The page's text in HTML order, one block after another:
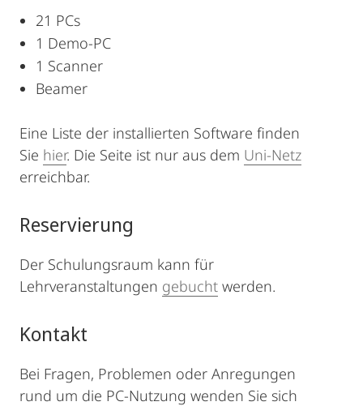
21 PCs
1 Demo-PC
1 Scanner
Beamer
Eine Liste der installierten Software finden
Sie hier. Die Seite ist nur aus dem Uni-Netz
erreichbar.
Reservierung
Der Schulungsraum kann für
Lehrveranstaltungen gebucht werden.
Kontakt
Bei Fragen, Problemen oder Anregungen
rund um die PC-Nutzung wenden Sie sich